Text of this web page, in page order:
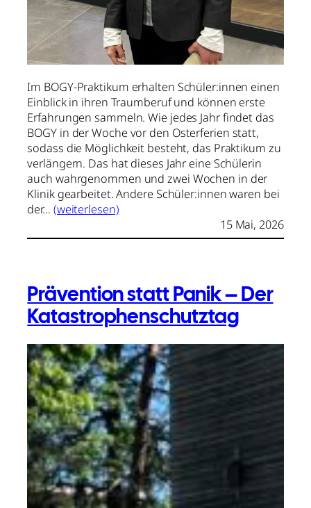
Im BOGY-Praktikum erhalten Schüler:innen einen
Einblick in ihren Traumberuf und können erste
Erfahrungen sammeln. Wie jedes Jahr findet das
BOGY in der Woche vor den Osterferien statt,
sodass die Möglichkeit besteht, das Praktikum zu
verlängern. Das hat dieses Jahr eine Schülerin
auch wahrgenommen und zwei Wochen in der
Klinik gearbeitet. Andere Schüler:innen waren bei
der… (weiterlesen)
15 Mai, 2026
Prävention statt Panik – Der
Katastrophenschutztag